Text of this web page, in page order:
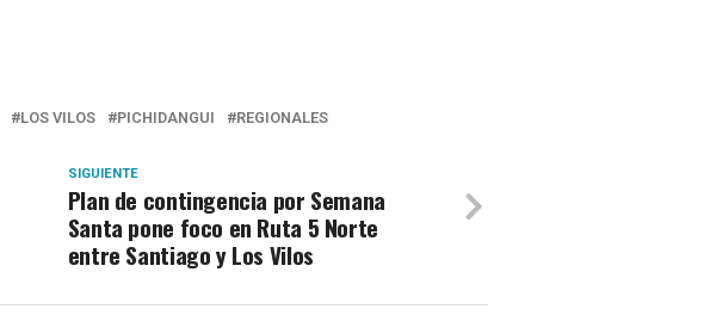
LOS VILOS PICHIDANGUI REGIONALES
SIGUIENTE
Plan de contingencia por Semana
Santa pone foco en Ruta 5 Norte
entre Santiago y Los Vilos